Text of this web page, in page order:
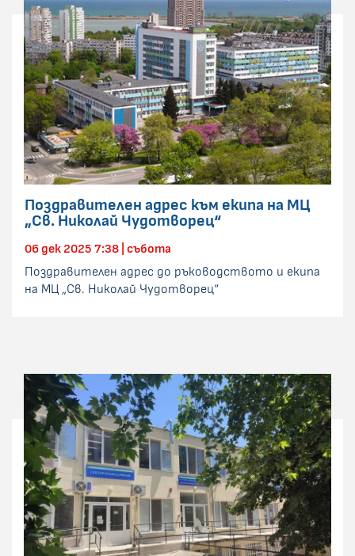
Поздравителен адрес към екипа на МЦ
„Св. Николай Чудотворец“
06 дек 2025 7:38 | събота
Поздравителен адрес до ръководството и екипа
на МЦ „Св. Николай Чудотворец“